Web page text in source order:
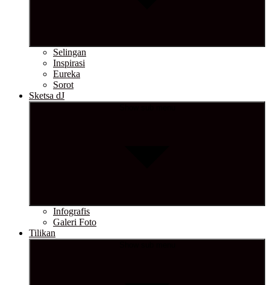
Selingan
Inspirasi
Eureka
Sorot
Sketsa dJ
Infografis
Galeri Foto
Tilikan